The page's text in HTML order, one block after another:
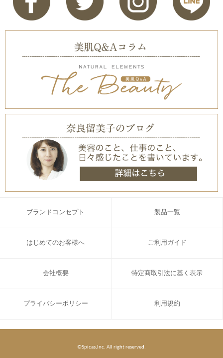
ブランドコンセプト 製品一覧
はじめてのお客様へ ご利用ガイド
会社概要 特定商取引法に基く表示
プライバシーポリシー 利用規約
©Spicas,Inc. All right reserved.